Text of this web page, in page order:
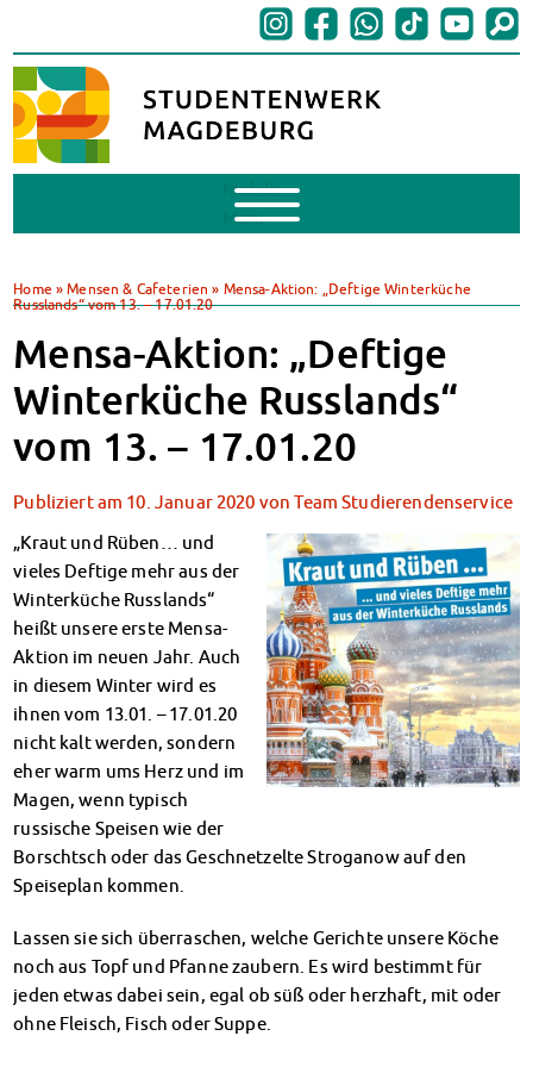
Mobile
Menu
BAföG beantragen
BAföG-FAQs
Dokumente
BAföG-Sprechstunden
Kredite & Stipendien
Mensen & Cafeterien
Klimabewusst essen
Mensa-FAQs
CampusCatering
MensaFeedback
AnsprechpartnerInnen
Wohnen
Wohnheime im Überblick
Wohnheime in Magdeburg
Wohnheime in Wernigerode
Wohnheimantrag & -service
MIT einander – FÜR einander
Wohnheimtutoren
Wohnen-FAQ
Dokumente
AnsprechpartnerInnen
Soziales & Beratung
Home »Mensen & Cafeterien » Mensa-Aktion: „Deftige Winterküche
Russlands“ vom 13. – 17.01.20
Mensa-Aktion: „Deftige
Winterküche Russlands“
vom 13. – 17.01.20
Publiziert am 10. Januar 2020 von Team Studierendenservice
„Kraut und Rüben… und
vieles Deftige mehr aus der
Winterküche Russlands“
heißt unsere erste Mensa-
Aktion im neuen Jahr. Auch
in diesem Winter wird es
ihnen vom 13.01. – 17.01.20
nicht kalt werden, sondern
eher warm ums Herz und im
Magen, wenn typisch
russische Speisen wie der
Borschtsch oder das Geschnetzelte Stroganow auf den
Speiseplan kommen.
Lassen sie sich überraschen, welche Gerichte unsere Köche
noch aus Topf und Pfanne zaubern. Es wird bestimmt für
jeden etwas dabei sein, egal ob süß oder herzhaft, mit oder
ohne Fleisch, Fisch oder Suppe.